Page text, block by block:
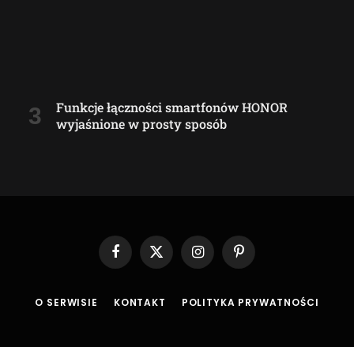
Funkcje łączności smartfonów HONOR
wyjaśnione w prosty sposób
Facebook
X
(Twitter)
InstagramPinterest
O SERWISIE KONTAKT POLITYKA PRYWATNOŚCI